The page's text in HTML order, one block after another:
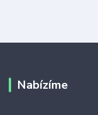
Nabízíme